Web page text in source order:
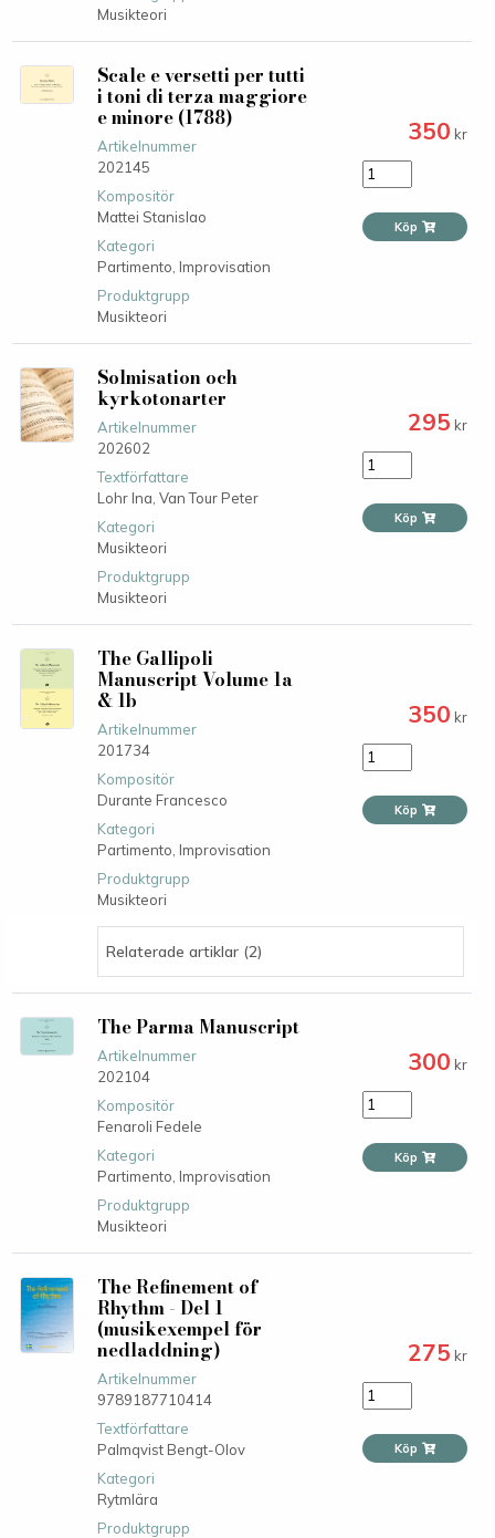
Musikteori
Scale e versetti per tutti
i toni di terza maggiore
e minore (1788)
Artikelnummer
202145
Kompositör
Mattei Stanislao
Kategori
Partimento, Improvisation
Produktgrupp
Musikteori
350 kr
Köp
Solmisation och
kyrkotonarter
Artikelnummer
202602
Textförfattare
Lohr Ina, Van Tour Peter
Kategori
Musikteori
Produktgrupp
Musikteori
295 kr
Köp
The Gallipoli
Manuscript Volume 1a
& 1b
Artikelnummer
201734
Kompositör
Durante Francesco
Kategori
Partimento, Improvisation
Produktgrupp
Musikteori
350 kr
Köp
Relaterade artiklar (2)
The Parma Manuscript
Artikelnummer
202104
Kompositör
Fenaroli Fedele
Kategori
Partimento, Improvisation
Produktgrupp
Musikteori
300 kr
Köp
The Refinement of
Rhythm - Del 1
(musikexempel för
nedladdning)
Artikelnummer
9789187710414
Textförfattare
Palmqvist Bengt-Olov
Kategori
Rytmlära
Produktgrupp
275 kr
Köp